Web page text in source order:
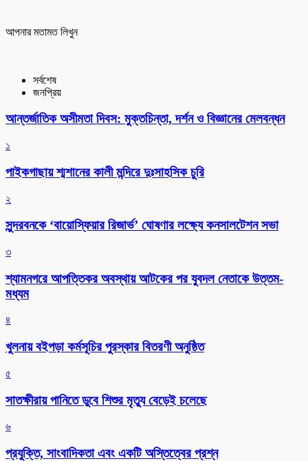
আপনার মতামত লিখুন
সর্বশেষ
জনপ্রিয়
আন্তর্জাতিক অসীমতা দিবস: মুক্তচিন্তা, দর্শন ও বিজ্ঞানের মেলবন্ধন
১
পাইকগাছায় শ্মশানের কালী মন্দিরে দুঃসাহসিক চুরি
২
সুন্দরবনকে ‘বায়োস্ফিয়ার রিজার্ভ’ ঘোষণার লক্ষ্যে কনসালটেশন সভা
৩
শ্যামনগরে আপত্তিকর অবস্থায় আটকের পর যুবদল নেতাকে উত্তম-
মধ্যম
৪
খুলনায় বইপড়া কর্মসূচির পুরস্কার বিতরণী অনুষ্ঠিত
৫
সাতক্ষীরায় পানিতে ডুবে শিশুর মৃত্যু বেড়েই চলেছে
৬
প্রযুক্তি, সাংবাদিকতা এবং একটি অস্তিত্বের প্রশ্ন